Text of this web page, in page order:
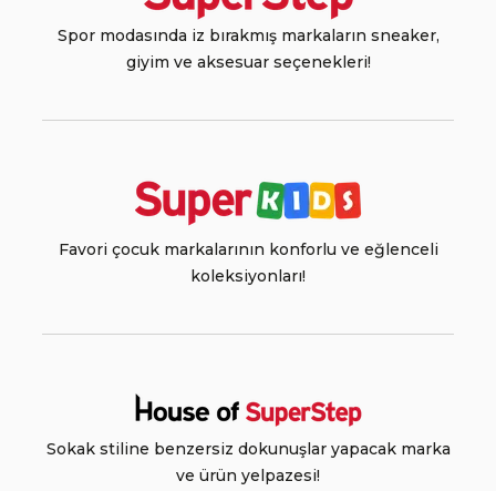
Spor modasında iz bırakmış markaların sneaker,
giyim ve aksesuar seçenekleri!
Favori çocuk markalarının konforlu ve eğlenceli
koleksiyonları!
Sokak stiline benzersiz dokunuşlar yapacak marka
ve ürün yelpazesi!